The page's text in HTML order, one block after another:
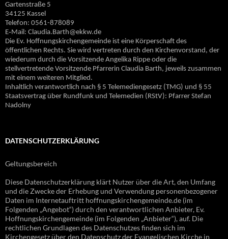
Gartenstraße 5
34125 Kassel
Telefon: 0561-878089
E‐Mail: Claudia.Barth@ekkw.de
Die Ev. Hoffnungskirchengemeinde ist eine Körperschaft des
öffentlichen Rechts. Sie wird vertreten durch den Kirchenvorstand, der
wiederum durch die Vorsitzende Angelika Rippe oder die
stellvertretende Vorsitzende Pfarrerin Claudia Barth, jeweils zusammen
mit einem weiteren Mitglied.
Inhaltlich verantwortlich nach § 5 Telemediengesetz (TMG) und § 55
Staatsvertrag über Rundfunk und Telemedien (RStV): Pfarrer Stefan
Nadolny
DATENSCHUTZERKLÄRUNG
Geltungsbereich
Diese Datenschutzerklärung klärt Nutzer über die Art, den Umfang
und die Zwecke der Erhebung und Verwendung personenbezogener
Daten im Internetauftritt hoffnungskirchengemeinde.de (im
Folgenden „Angebot“) durch den verantwortlichen Anbieter, Ev.
Hoffnungskirchengemeinde (im Folgenden „Anbieter“), auf. Die
rechtlichen Grundlagen des Datenschutzes finden sich im
Kirchengesetz über den Datenschutz der Evangelischen Kirche in